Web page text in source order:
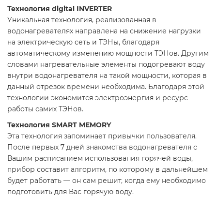
Технология digital INVERTER
Уникальная технология, реализованная в
водонагревателях направлена на снижение нагрузки
на электрическую сеть и ТЭНы, благодаря
автоматическому изменению мощности ТЭНов. Другим
словами нагревательные элементы подогревают воду
внутри водонагревателя на такой мощности, которая в
данный отрезок времени необходима. Благодаря этой
технологии экономится электроэнергия и ресурс
работы самих ТЭНов.
Технология SMART MEMORY
Эта технология запоминает привычки пользователя.
После первых 7 дней знакомства водонагревателя с
Вашим расписанием использования горячей воды,
прибор составит алгоритм, по которому в дальнейшем
будет работать — он сам решит, когда ему необходимо
подготовить для Вас горячую воду.